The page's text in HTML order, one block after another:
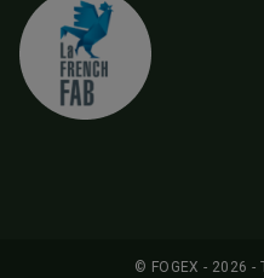
© FOGEX - 2026